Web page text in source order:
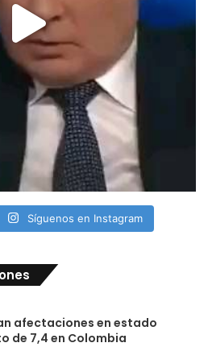
Síguenos en Instagram
afectaciones en estado
de 7,4 en Colombia